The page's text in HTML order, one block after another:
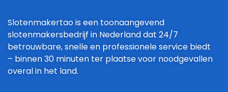
Slotenmakertao is een toonaangevend
slotenmakersbedrijf in Nederland dat 24/7
betrouwbare, snelle en professionele service biedt
– binnen 30 minuten ter plaatse voor noodgevallen
overal in het land.